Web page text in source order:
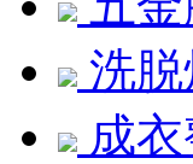
洗脱
成